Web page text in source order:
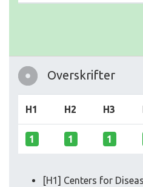
Overskrifter
H1 H2 H3
1 1 1
[H1] Centers for